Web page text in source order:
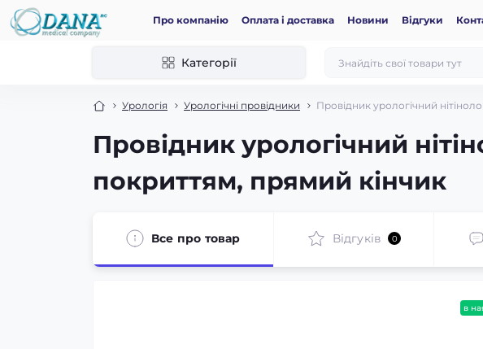
Про компанію Оплата і доставка Новини Відгуки
Категорії
Урологія Урологічні провідники Провідник урологічний
Провідник урологічний
покриттям, прямий кінчик
Все про товар Відгуків 0
в